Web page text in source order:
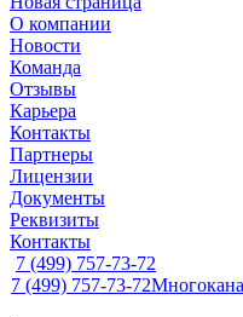
О компании
Новости
Команда
Отзывы
Карьера
Контакты
Партнеры
Лицензии
Документы
Реквизиты
Контакты
7 (499) 757-73-72
7 (499) 757-73-72